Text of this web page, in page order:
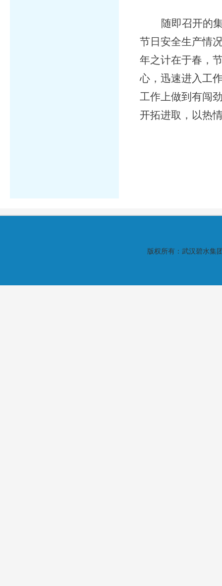
随即召开的
节日安全生产情
年之计在于春，
心，迅速进入工
工作上做到有闯
开拓进取，以热
版权所有：武汉碧水集